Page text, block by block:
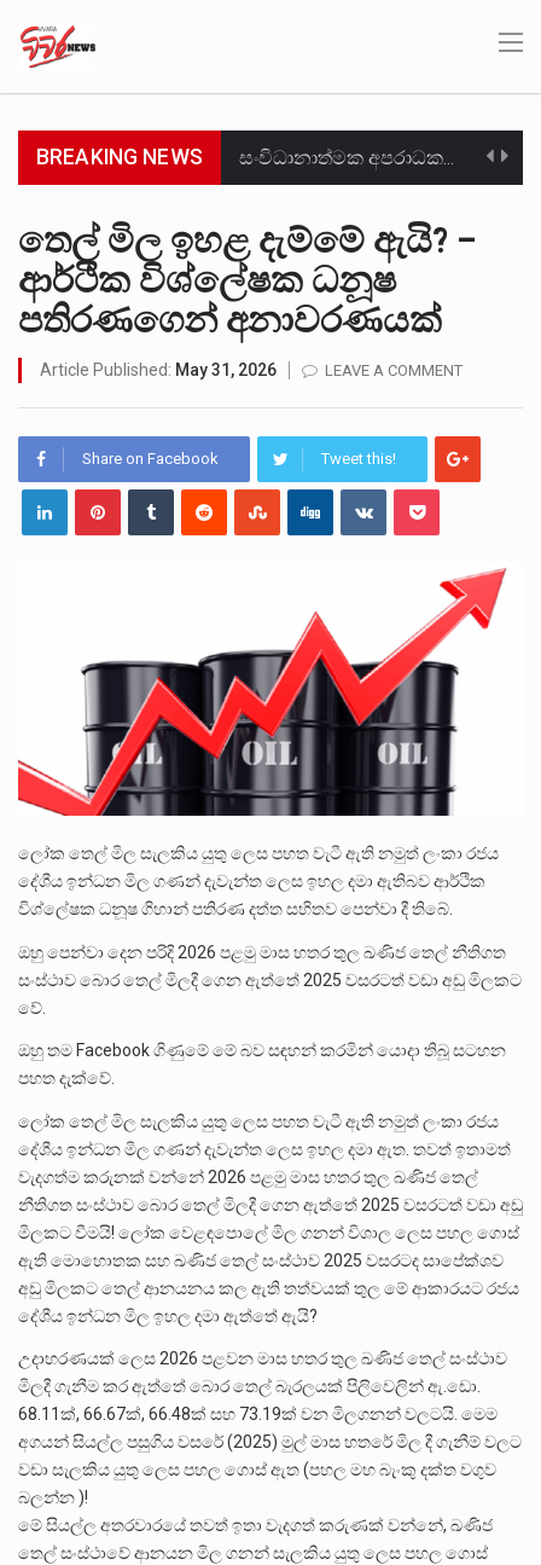
BREAKING NEWS සංවිධානාත්මක අපරාධකරුවකු වන ලොකු පැටිගේ ප්‍රධාන වෙඩික්කරු බවට සැක කරන ගිං ගඟේ ගිල්වා මරා දමා…
අගෝස්තු මස දෙවන ඉරිදා ලිට් රූම් සූම් සංවාදය පැවැත්වෙන්නේ "කතා කරන මහ වැව" නම් නකතාවක්…
ලාල් කාන්ත ඇමතිවරයා අධිකරණ විනිශ්චයකාරවරුන්ගේ විශ්‍රාම යෑමේ වයස සම්බන්ධයෙන් නිහඬව සිටින ලෙස තමාට දැනුම් දුන්…
මේ, දන්නා හඳුනන ලියන්නකුගේ නන්නාඳුනන අඩවියක සැරිසරා ලද ආස්වාදනීය මොහොතක සිංහාවලෝකනයකි .කෙටි කවියක දිගු බර…
තෙල් මිල ඉහළ දැම්මේ ඇයි? –
ආර්ථික විශ්ලේෂක ධනූෂ
පතිරණගෙන් අනාවරණයක්
Article Published: May 31, 2026 LEAVE A COMMENT
Share on Facebook Tweet this!
ලෝක තෙල් මිල සැලකිය යුතු ලෙස පහත වැටී ඇති නමුත් ලංකා රජය
දේශීය ඉන්ධන මිල ගණන් දැවැන්ත ලෙස ඉහල දමා ඇතිබව ආර්ථික
විශ්ලේෂක ධනූෂ ගිහාන් පතිරණ දත්ත සහිතව පෙන්වා දී තිබේ.
ඔහු පෙන්වා දෙන පරිදි 2026 පළමු මාස හතර තුල ඛණිජ තෙල් නීතිගත
සංස්ථාව බොර තෙල් මිලදී ගෙන ඇත්තේ 2025 වසරටත් වඩා අඩු මිලකට
වේ.
ඔහු තම Facebook ගිණුමේ මේ බව සඳහන් කරමින් යොදා තිබූ සටහන
පහත දැක්වේ.
ලෝක තෙල් මිල සැලකිය යුතු ලෙස පහත වැටී ඇති නමුත් ලංකා රජය
දේශීය ඉන්ධන මිල ගණන් දැවැන්ත ලෙස ඉහල දමා ඇත. තවත් ඉතාමත්
වැදගත්ම කරුනක් වන්නේ 2026 පළමු මාස හතර තුල ඛණිජ තෙල්
නීතිගත සංස්ථාව බොර තෙල් මිලදී ගෙන ඇත්තේ 2025 වසරටත් වඩා අඩු
මිලකට වීමයි! ලෝක වෙළඳපොලේ මිල ගනන් විශාල ලෙස පහල ගොස්
ඇති මොහොතක සහ ඛණිජ තෙල් සංස්ථාව 2025 වසරටද සාපේක්ශව
අඩු මිලකට තෙල් ආනයනය කල ඇති තත්වයක් තුල මේ ආකාරයට රජය
දේශීය ඉන්ධන මිල ඉහල දමා ඇත්තේ ඇයි?
උදාහරණයක් ලෙස 2026 පළවන මාස හතර තුල ඛණිජ තෙල් සංස්ථාව
මිලදී ගැනීම කර ඇත්තේ බොර තෙල් බැරලයක් පිලිවෙලින් ඇ.ඩො.
68.11ක්, 66.67ක්, 66.48ක් සහ 73.19ක් වන මිලගනන් වලටයි. මෙම
අගයන් සියල්ල පසුගිය වසරේ (2025) මුල් මාස හතරේ මිල දී ගැනීම් වලට
වඩා සැලකිය යුතු ලෙස පහල ගොස් ඇත (පහල මහ බැංකු දක්ත වගුව
බලන්න )!
මේ සියල්ල අතරවාරයේ තවත් ඉතා වැදගත් කරුණක් වන්නේ, ඛණිජ
තෙල් සංස්ථාවේ ආනයන මිල ගනන් සැලකිය යුතු ලෙස පහල ගොස්